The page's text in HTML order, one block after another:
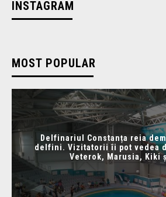
INSTAGRAM
MOST POPULAR
Delfinariul Constanța reia
delfini. Vizitatorii îi pot vedea
Veterok, Marusia, Kiki